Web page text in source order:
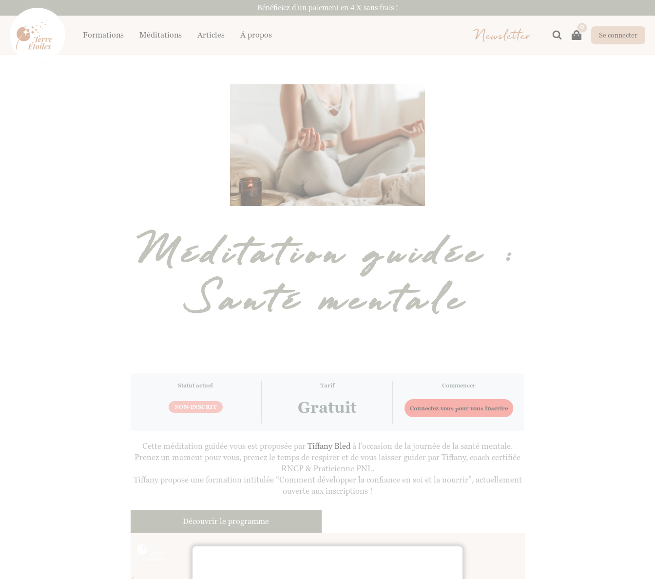
au
contenu
Bénéficiez d'un paiement en 4 X sans frais !
Formations Méditations Articles À propos Newsletter RechercherSe connecter
Méditation guidée :
Santé mentale
Statut actuel
NON-INSCRIT
Tarif
Gratuit
Commencer
Connectez-vous pour vous Inscrire
Cette méditation guidée vous est proposée parTiffany Bled à l’occasion de la journée de la santé mentale.
Prenez un moment pour vous, prenez le temps de respirer et de vous laisser guider par Tiffany, coach certifiée
RNCP & Praticienne PNL.
Tiffany propose une formation intitulée “Comment développer la confiance en soi et la nourrir”, actuellement
ouverte aux inscriptions !
Découvrir le programme